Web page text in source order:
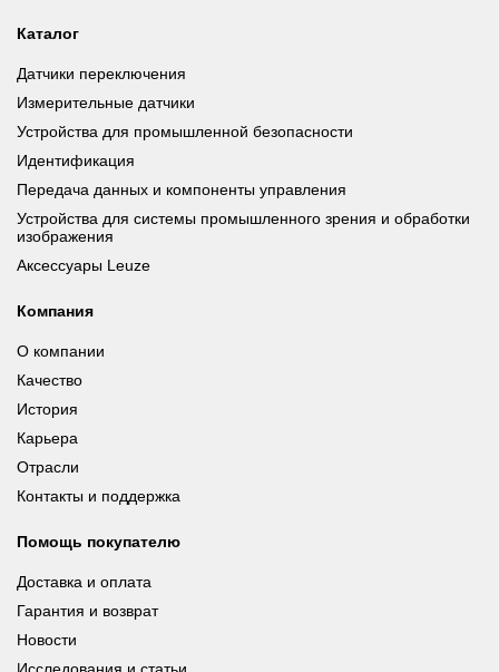
Каталог
Датчики переключения
Измерительные датчики
Устройства для промышленной безопасности
Идентификация
Передача данных и компоненты управления
Устройства для системы промышленного зрения и обработки
изображения
Аксессуары Leuze
Компания
О компании
Качество
История
Карьера
Отрасли
Контакты и поддержка
Помощь покупателю
Доставка и оплата
Гарантия и возврат
Новости